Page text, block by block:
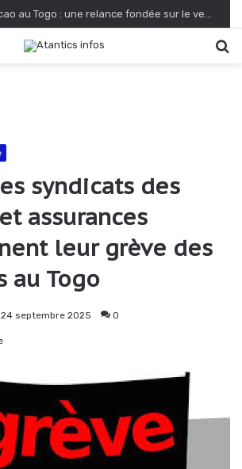
Filière café-cacao au Togo : une relance fondée sur le verdissement et la qualité
syndicats des
assurances
leur grève des
au Togo
24 septembre 2025 0